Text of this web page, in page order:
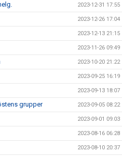
2023-12-31 17:55
2023-12-26 17:04
2023-12-13 21:15
2023-11-26 09:49
2023-10-20 21:22
2023-09-25 16:19
2023-09-13 18:07
grupper 2023-09-05 08:22
2023-09-01 09:03
2023-08-16 06:28
2023-08-10 20:37